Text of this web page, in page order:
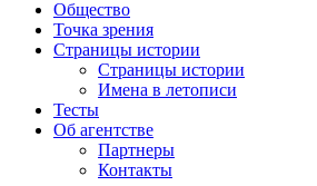
Общество
Точка зрения
Страницы истории
Страницы истории
Имена в летописи
Тесты
Об агентстве
Партнеры
Контакты